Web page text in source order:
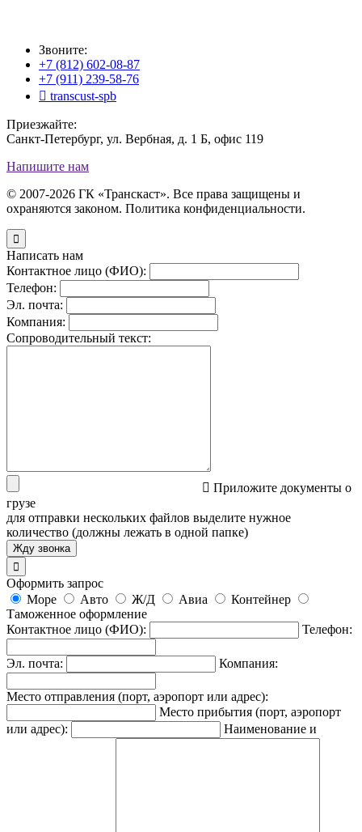
Звоните:
+7 (812) 602-08-87
+7 (911) 239-58-76
 transcust-spb
Приезжайте:
Санкт-Петербург, ул. Вербная, д. 1 Б, офис 119
Напишите нам
© 2007-2026 ГК «Транскаст». Все права защищены и
охраняются законом. Политика конфиденциальности.

Написать нам
Контактное лицо (ФИО):
Телефон:
Эл. почта:
Компания:
Сопроводительный текст:
 Приложите документы о
грузе
для отправки нескольких файлов выделите нужное
количество (должны лежать в одной папке)

Оформить запрос
Море
Авто Ж/Д Авиа
Контейнер
Таможенное оформление
Контактное лицо (ФИО):
Телефон:
Эл. почта: Компания:
Место отправления (порт, аэропорт или адрес):
Место прибытия (порт, аэропорт
или адрес):
Наименование и